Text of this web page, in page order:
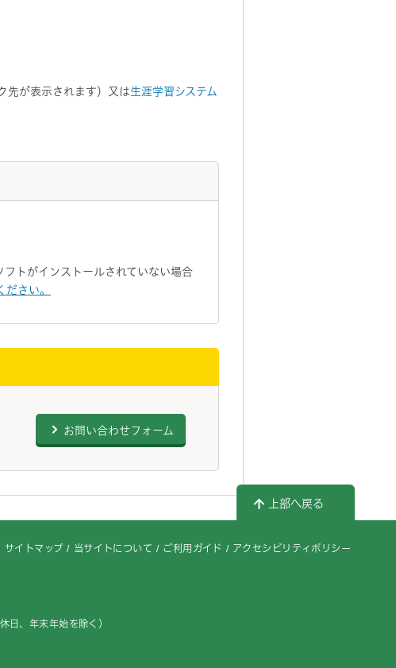
先が表示されます）又は生涯学習システム
トがインストールされていない場合
さい。
お問い合わせフォーム
上部へ戻る
サイトマップ 当サイトについて ご利用ガイド アクセシビリティポリシー
日、年末年始を除く）